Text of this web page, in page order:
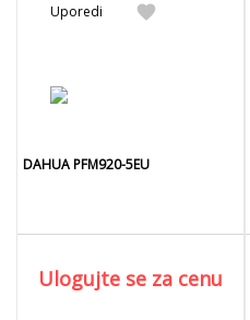
favorite
Uporedi
DAHUA PFM920-5EU
Ulogujte se za cenu